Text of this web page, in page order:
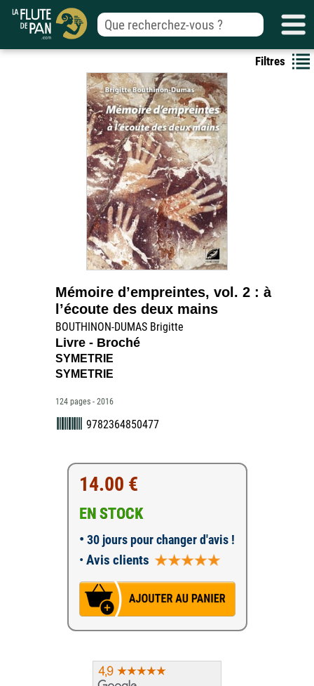
Filtres
Mémoire d’empreintes, vol. 2 : à
l’écoute des deux mains
BOUTHINON-DUMAS Brigitte
Livre - Broché
SYMETRIE
SYMETRIE
124 pages - 2016
9782364850477
14.00 €
EN STOCK
• 30 jours pour changer d'avis !
• Avis clients